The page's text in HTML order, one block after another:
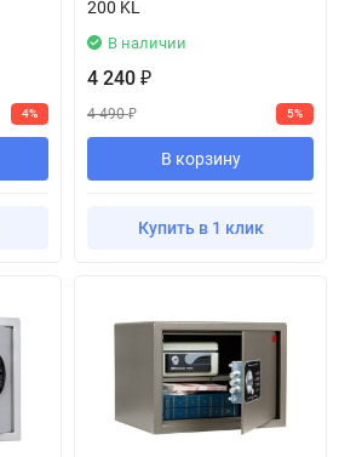
4%
200 KL
В наличии
4 240 ₽
4 490₽ 5%
В корзину
Купить в 1 клик